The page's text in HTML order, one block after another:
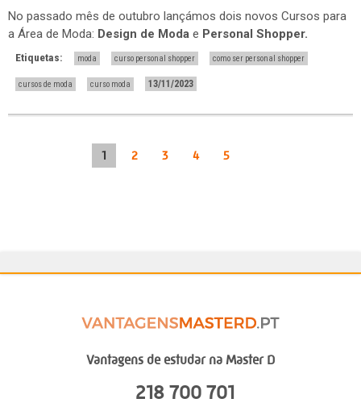
No passado mês de outubro lançámos dois novos Cursos para
a Área de Moda: Design de Moda e Personal Shopper.
Etiquetas: moda curso personal shopper como ser personal shopper
cursos de moda curso moda 13/11/2023
1 2 3 4 5
Vantagens de estudar na Master D
218 700 701